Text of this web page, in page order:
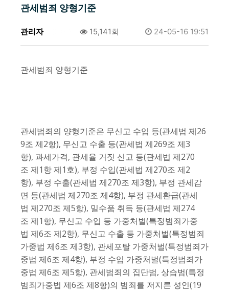
관세범죄 양형기준
관리자 15,141회 24-05-16 19:51
관세범죄 양형기준
관세범죄의 양형기준은 무신고 수입 등(관세법 제26
9조 제2항), 무신고 수출 등(관세법 제269조 제3
항), 과세가격, 관세율 거짓 신고 등(관세법 제270
조 제1항 제1호), 부정 수입(관세법 제270조 제2
항), 부정 수출(관세법 제270조 제3항), 부정 관세감
면 등(관세법 제270조 제4항), 부정 관세환급(관세
법 제270조 제5항), 밀수품 취득 등(관세법 제274
조 제1항), 무신고 수입 등 가중처벌(특정범죄가중
법 제6조 제2항), 무신고 수출 등 가중처벌(특정범죄
가중법 제6조 제3항), 관세포탈 가중처벌(특정범죄가
중법 제6조 제4항), 부정 수입 가중처벌(특정범죄가
중법 제6조 제5항), 관세범죄의 집단범, 상습범(특정
범죄가중법 제6조 제8항)의 범죄를 저지른 성인(19